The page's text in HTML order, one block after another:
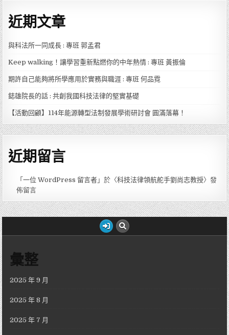
近期文章
與科法所一同成長 : 專班 郭孟君
Keep walking！讓學習重新點燃你的中年熱情 : 專班 黃振倫
期許自己能夠將所學應用於實務與職涯 : 專班 何品霓
鋕雄院長的話 : 共創我國科技法律的堅實基礎
【活動回顧】114年能源轉型法制發展學術研討會 圓滿落幕！
近期留言
「一位 WordPress 留言者 」於〈科技法律領航舵手劉尚志教授〉發
佈留言
彙整
2025 年 9 月
2025 年 8 月
2025 年 7 月